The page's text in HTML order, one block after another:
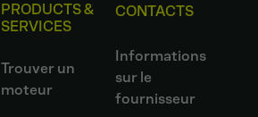
PRODUCTS &
SERVICES
Trouver un
moteur
CONTACTS
Informations
sur le
fournisseur